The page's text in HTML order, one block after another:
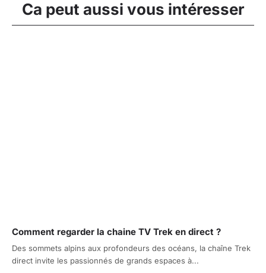
Ca peut aussi vous intéresser
Comment regarder la chaine TV Trek en direct ?
Des sommets alpins aux profondeurs des océans, la chaîne Trek
direct invite les passionnés de grands espaces à...